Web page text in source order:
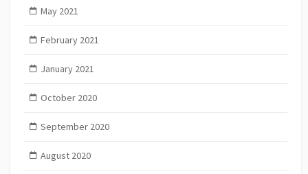
May 2021
February 2021
January 2021
October 2020
September 2020
August 2020